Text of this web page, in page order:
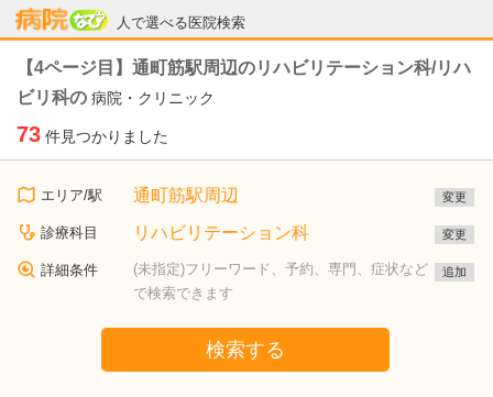
人で選べる医院検索
病院なび
【4ページ目】通町筋駅周辺のリハビリテーション科/リハ
ビリ科の 病院・クリニック
73 件見つかりました
エリア/駅 通町筋駅周辺 変更
診療科目 リハビリテーション科 変更
詳細条件
(未指定)フリーワード、予約、専門、症状など
で検索できます
追加
検索する